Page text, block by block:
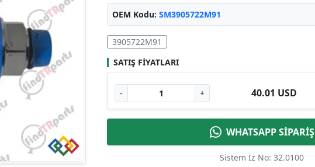
OEM Kodu: SM3905722M91
3905722M91
SATIŞ FIYATLARI
- + 40.01 USD
WHATSAPP SİPARİŞ
Sistem İz No: 32.0100